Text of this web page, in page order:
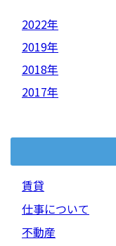
2022年
2019年
2018年
2017年
賃貸
仕事について
不動産